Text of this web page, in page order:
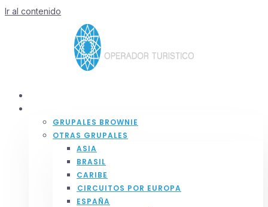
Ir al contenido
GRUPALES BROWNIE
OTRAS GRUPALES
ASIA
BRASIL
CARIBE
⁠CIRCUITOS POR EUROPA
ESPAÑA